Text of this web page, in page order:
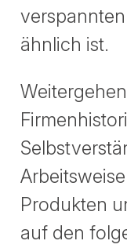
ähnlich ist.
Produkten
auf den